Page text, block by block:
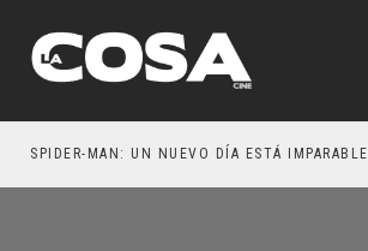
SPIDER-MAN: UN NUEVO DÍA ESTÁ IMPARABLE